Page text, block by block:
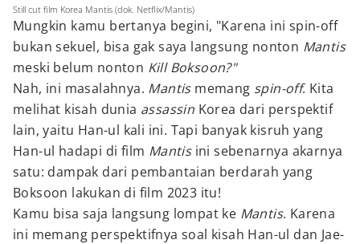
Still cut film Korea Mantis (dok. Netflix/Mantis)
Mungkin kamu bertanya begini, "Karena ini spin-off
bukan sekuel, bisa gak saya langsung nonton Mantis
meski belum nonton Kill Boksoon?"
Nah, ini masalahnya. Mantis memang spin-off. Kita
melihat kisah dunia assassin Korea dari perspektif
lain, yaitu Han-ul kali ini. Tapi banyak kisruh yang
Han-ul hadapi di film Mantis ini sebenarnya akarnya
satu: dampak dari pembantaian berdarah yang
Boksoon lakukan di film 2023 itu!
Kamu bisa saja langsung lompat ke Mantis. Karena
ini memang perspektifnya soal kisah Han-ul dan Jae-